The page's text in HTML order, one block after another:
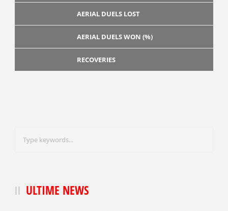
AERIAL DUELS LOST
AERIAL DUELS WON (%)
RECOVERIES
ULTIME NEWS